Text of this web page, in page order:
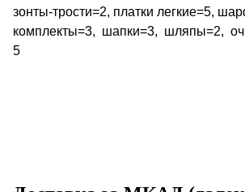
зонты-трости=2, платки легкие=5,
комплекты=3, шапки=3, шляпы=2,
5